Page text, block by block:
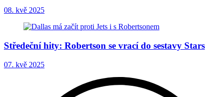
08. kvě 2025
Středeční hity: Robertson se vrací do sestavy Stars
07. kvě 2025